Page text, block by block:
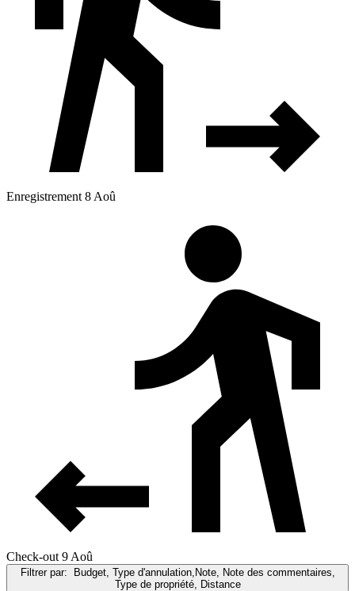
Enregistrement 8 Aoû
Check-out 9 Aoû
Filtrer par: Budget, Type d'annulation,Note, Note des commentaires,
Type de propriété, Distance